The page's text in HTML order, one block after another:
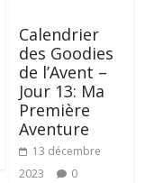
Calendrier
des Goodies
de l’Avent –
Jour 13: Ma
Première
Aventure
13 décembre
2023
0